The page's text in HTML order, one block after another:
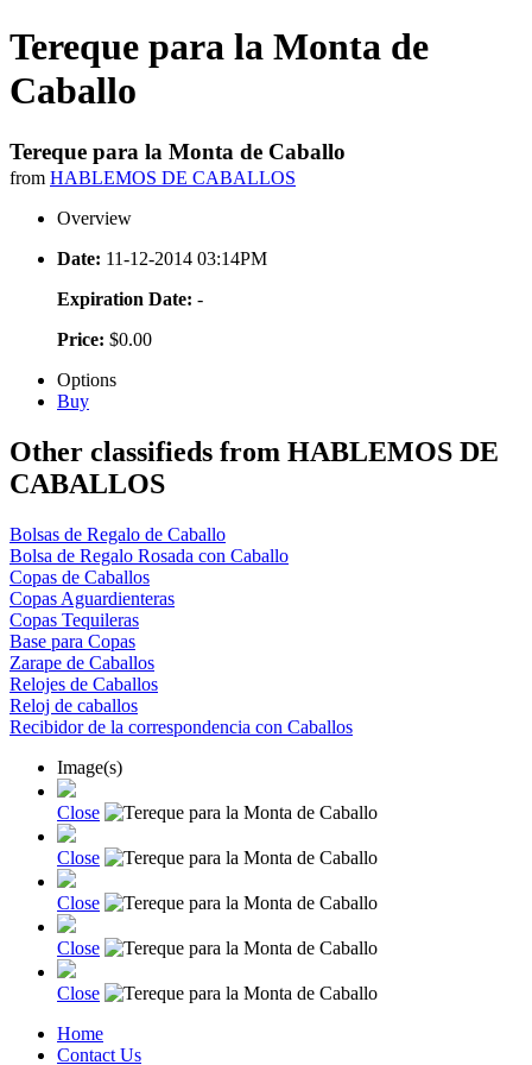
Tereque para la Monta de
Caballo
Tereque para la Monta de Caballo
from HABLEMOS DE CABALLOS
Overview
Date: 11-12-2014 03:14PM
Expiration Date: -
Price: $0.00
Options
Buy
Other classifieds from HABLEMOS DE
CABALLOS
Bolsas de Regalo de Caballo
Bolsa de Regalo Rosada con Caballo
Copas de Caballos
Copas Aguardienteras
Copas Tequileras
Base para Copas
Zarape de Caballos
Relojes de Caballos
Reloj de caballos
Recibidor de la correspondencia con Caballos
Image(s)
Close
Close
Close
Close
Close
Home
Contact Us